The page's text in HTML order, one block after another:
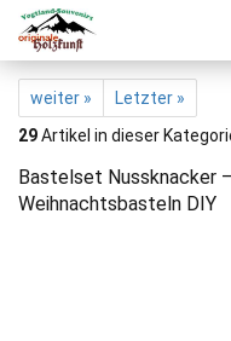
weiter »
Letzter »
29Artikel in dieser
Bastelset Nussknacker
Weihnachtsbasteln DIY